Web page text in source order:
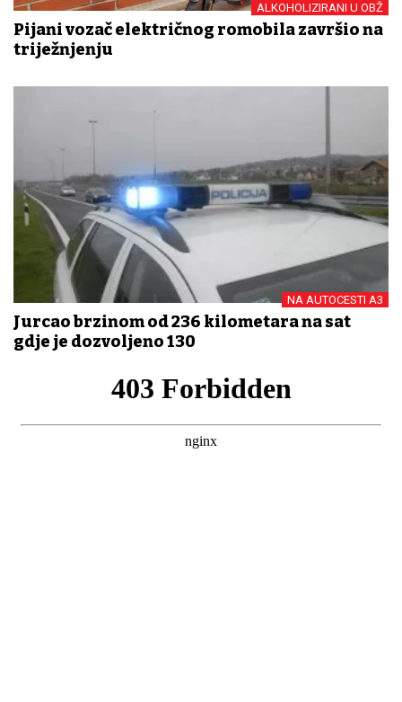
ALKOHOLIZIRANI U OBŽ
Pijani vozač električnog romobila završio na
triježnjenju
NA AUTOCESTI A3
Jurcao brzinom od 236 kilometara na sat
gdje je dozvoljeno 130